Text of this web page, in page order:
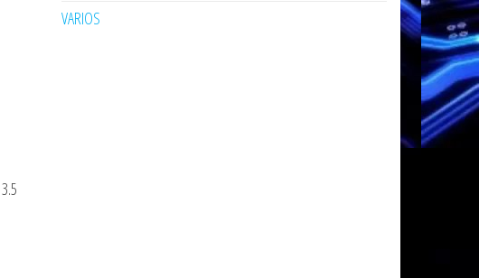
VARIOS